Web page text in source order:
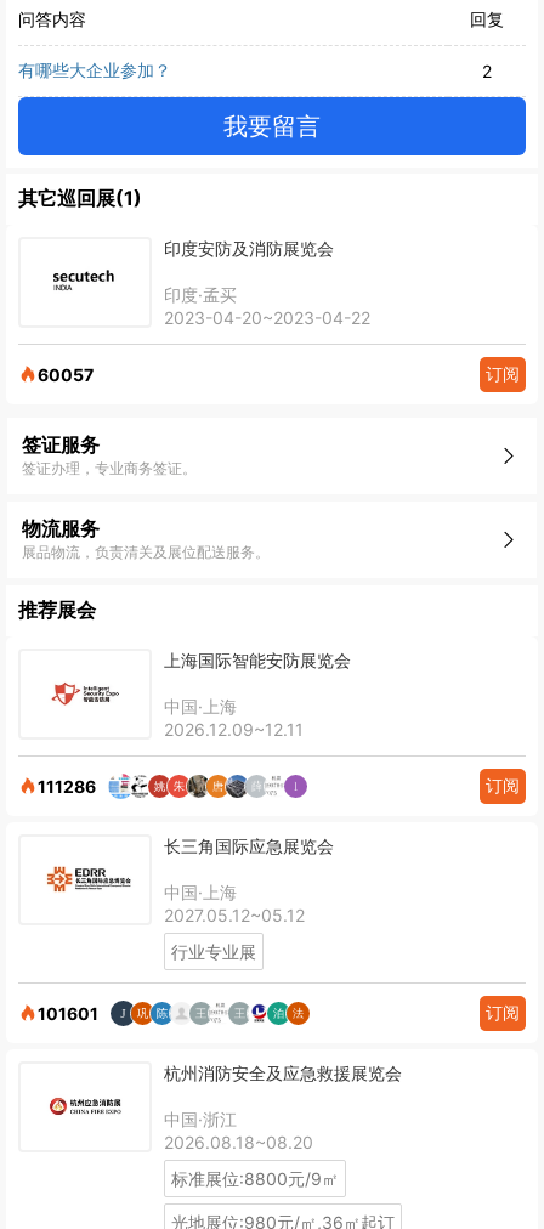
问答内容 回复
有哪些大企业参加？ 2
我要留言
其它巡回展(1)
印度安防及消防展览会
印度·孟买
2023-04-20~2023-04-22
60057 订阅
签证服务
签证办理，专业商务签证。
物流服务
展品物流，负责清关及展位配送服务。
推荐展会
上海国际智能安防展览会
中国·上海
2026.12.09~12.11
111286 订阅
长三角国际应急展览会
中国·上海
2027.05.12~05.12
行业专业展
101601 订阅
杭州消防安全及应急救援展览会
中国·浙江
2026.08.18~08.20
标准展位:8800元/9㎡
光地展位:980元/㎡,36㎡起订